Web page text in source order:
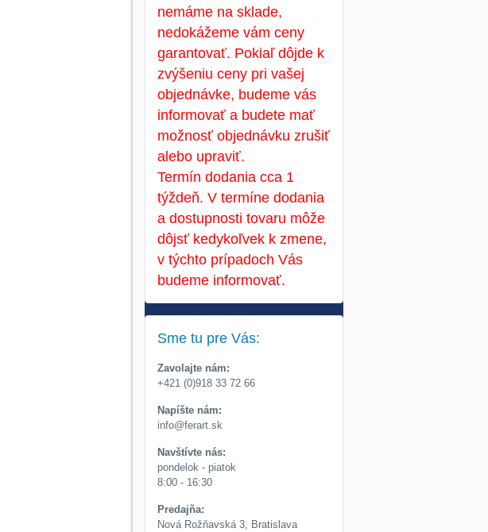
nemáme na sklade,
nedokážeme vám ceny
garantovať. Pokiaľ dôjde k
zvýšeniu ceny pri vašej
objednávke, budeme vás
informovať a budete mať
možnosť objednávku zrušiť
alebo upraviť.
Termín dodania cca 1
týždeň. V termíne dodania
a dostupnosti tovaru môže
dôjsť kedykoľvek k zmene,
v týchto prípadoch Vás
budeme informovať.
Sme tu pre Vás:
Zavolajte nám:
+421 (0)918 33 72 66
Napíšte nám:
info@ferart.sk
Navštívte nás:
pondelok - piatok
8:00 - 16:30
Predajňa:
Nová Rožňavská 3, Bratislava